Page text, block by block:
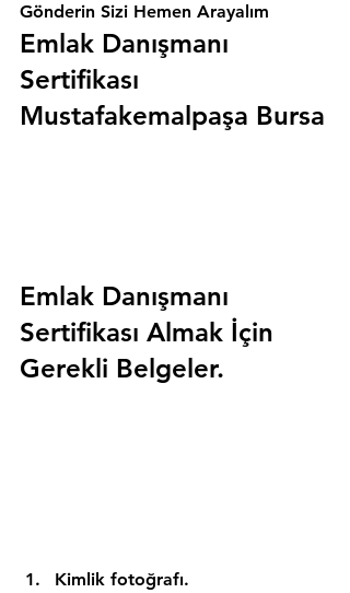
Gönderin Sizi Hemen Arayalım
Emlak Danışmanı
Sertifikası
Mustafakemalpaşa Bursa
Emlak Danışmanı
Sertifikası Almak İçin
Gerekli Belgeler.
Kimlik fotoğrafı.